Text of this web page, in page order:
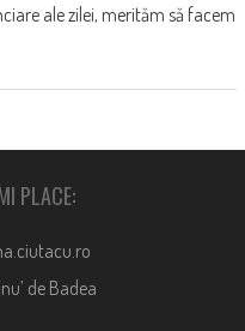
ale zilei, merităm să facem
PLACE:
de Badea